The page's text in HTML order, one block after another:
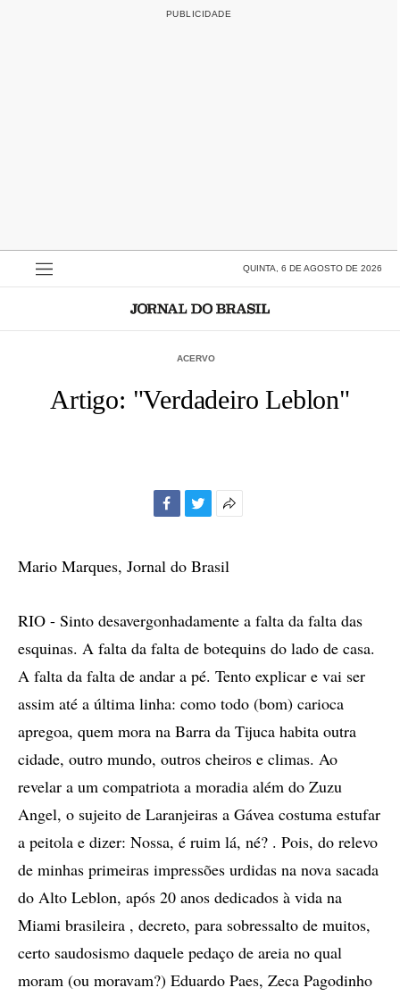
QUINTA, 6 DE AGOSTO DE 2026
ACERVO
Artigo: "Verdadeiro Leblon"
compartilhamento
Mario Marques, Jornal do Brasil
RIO - Sinto desavergonhadamente a falta da falta das
esquinas. A falta da falta de botequins do lado de casa.
A falta da falta de andar a pé. Tento explicar e vai ser
assim até a última linha: como todo (bom) carioca
apregoa, quem mora na Barra da Tijuca habita outra
cidade, outro mundo, outros cheiros e climas. Ao
revelar a um compatriota a moradia além do Zuzu
Angel, o sujeito de Laranjeiras a Gávea costuma estufar
a peitola e dizer: Nossa, é ruim lá, né? . Pois, do relevo
de minhas primeiras impressões urdidas na nova sacada
do Alto Leblon, após 20 anos dedicados à vida na
Miami brasileira , decreto, para sobressalto de muitos,
certo saudosismo daquele pedaço de areia no qual
moram (ou moravam?) Eduardo Paes, Zeca Pagodinho